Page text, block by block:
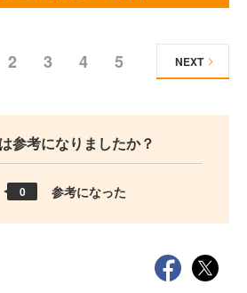
2 3 4 5 NEXT
参考になりましたか？
0 参考になった